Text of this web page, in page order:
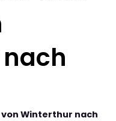
Winterthur nach